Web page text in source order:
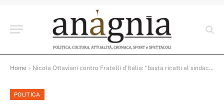
Home » Nicola Ottaviani contro Fratelli d’Italia: “basta ricatti al sindaco Mastrangeli e alla città di Frosinone”
POLITICA